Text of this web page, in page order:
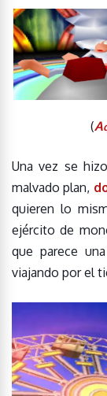
(A
Una vez se
malvado plan,
quieren lo
ejército de
que parece
viajando por el